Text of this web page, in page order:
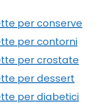
per conserve
per contorni
per crostate
per dessert
per diabetici